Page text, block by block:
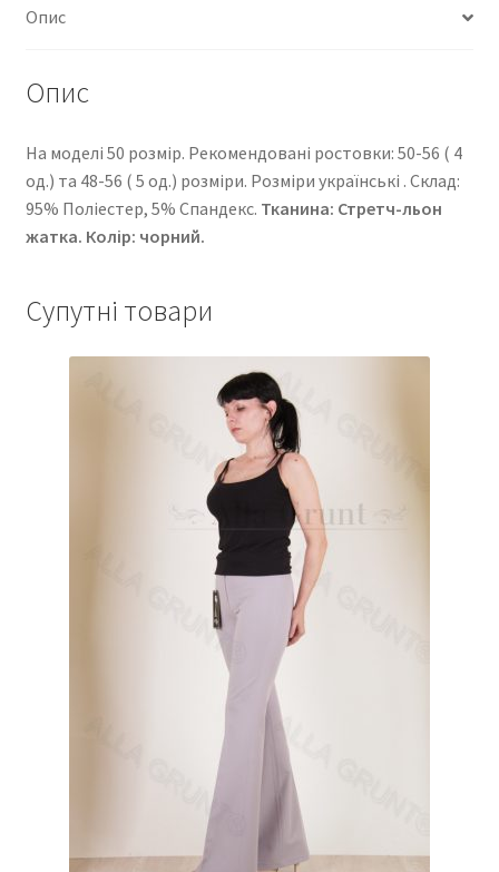
Опис
Опис
На моделі 50 розмір. Рекомендовані ростовки: 50-56 ( 4
од.) та 48-56 ( 5 од.) розміри. Розміри українські . Cклад:
95% Поліестер, 5% Спандекс. Тканина: Стретч-льон
жатка. Колір: чорний.
Супутні товари